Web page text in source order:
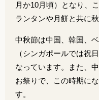
月か10月頃）となり、
ランタンや月餅と共に
中秋節は中国、韓国、
（シンガポールでは祝
なっています。また、
お祭りで、この時期に
す。